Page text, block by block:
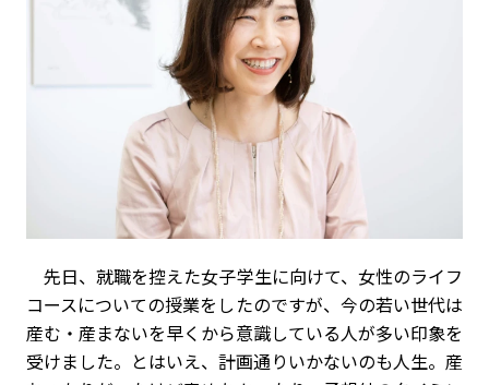
先日、就職を控えた女子学生に向けて、女性のライフ
コースについての授業をしたのですが、今の若い世代は
産む・産まないを早くから意識している人が多い印象を
受けました。とはいえ、計画通りいかないのも人生。産